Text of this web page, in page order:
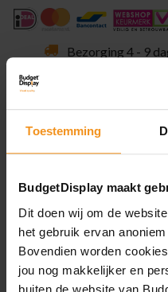
Toestemming
BudgetDisplay maakt
Dit doen wij om de
het gebruik ervan
Bovendien worden
jou nog makkelijker en
buiten de website van
Bezorging 4 - 9
VERENIGDE
Aanleverspecificaties